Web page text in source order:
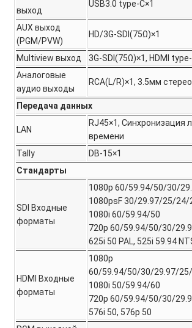
выход
USB3.0 type-C×1
AUX выход
(PGM/PVW)
HD/3G-SDI(75Ω)×1
Multiview выход
3G-SDI(75Ω)×1, HDMI
Аналоговые
аудио выходы
RCA(L/R)×1, 3.5мм
Передача данных
LAN
RJ45×1, Синхронизация
времени
Tally
DB-15×1
Стандарты
SDI Входные
форматы
1080p 60/59.94/50/30/
1080psF 30/29.97/25/24/
1080i 60/59.94/50
720p 60/59.94/50/30/
625i 50 PAL, 525i 59.94
HDMI Входные
форматы
1080p
60/59.94/50/30/29.97/
1080i 50/59.94/60
720p 60/59.94/50/30/
576i 50, 576p 50